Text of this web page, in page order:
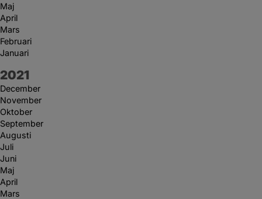
Maj
April
Mars
Februari
Januari
År:
2021
December
November
Oktober
September
Augusti
Juli
Juni
Maj
April
Mars